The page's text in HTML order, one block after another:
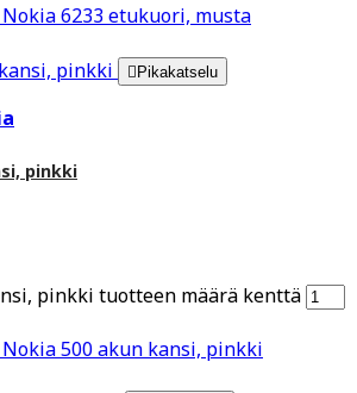
Nokia 6233 etukuori, musta
 Pikakatselu
pinkki
pinkki tuotteen määrä kenttä
Nokia 500 akun kansi, pinkki